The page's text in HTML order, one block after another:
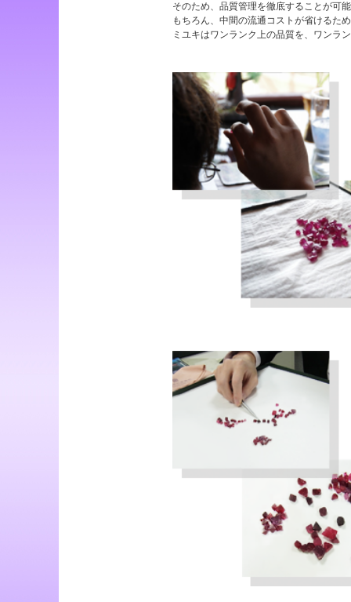
そのため、品質管理を徹底することが可
もちろん、中間の流通コストが省けるた
ミユキはワンランク上の品質を、ワンラ